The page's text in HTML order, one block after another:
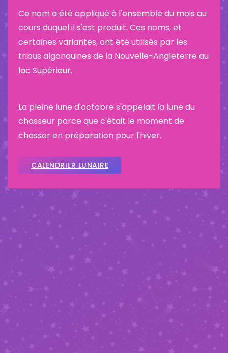
Ce nom a été appliqué à l'ensemble du mois au
cours duquel il s'est produit. Ces noms, et
certaines variantes, ont été utilisés par les
tribus algonquines de la Nouvelle-Angleterre au
lac Supérieur.
La pleine lune d'octobre s'appelait la lune du
chasseur parce que c'était le moment de
chasser en préparation pour l'hiver.
CALENDRIER LUNAIRE